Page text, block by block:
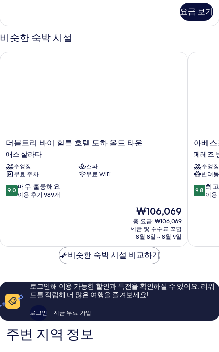
개
사
진
모
더
침
1
요금 보기
비슷한 숙박 시설
더
블
트
리
바
이
힐
올
애
살
라
더블트리 바이 힐튼 호텔 도하 올드 타운
애스 살라타
수영장
스파
무료 주차
무료 WiFi
10
점
매
해
이
용
989
9.0 매우 훌륭해요
이용 후기 989개
현
재
요
금
₩106,069
₩106,069
총 요금: ₩106,069
세금 및 수수료 포함
8월 8일 ~ 8월 9일
더블트리 바이 힐튼 호텔 도하 올드 타운
아
베
스
크
도
하
호
스
텔
페
아베
페레즈
수영장
반려
10
점
최
이
용
9.8 최
이용
아베스
비슷한 숙박 시설 비교하기
로그인해 이용 가능한 할인과 특전을 확인하실 수 있어요. 리워
드를 적립해 더 많은 여행을 즐겨보세요!
로그인 지금 무료 가입
주변 지역 정보